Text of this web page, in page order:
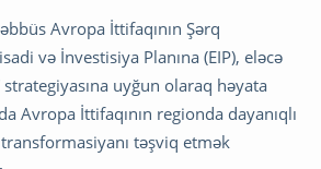
Avropa İttifaqının Şərq
və İnvestisiya Planına (EIP), eləcə
strategiyasına uyğun olaraq həyata
Avropa İttifaqının regionda dayanıqlı
təşviq etmək